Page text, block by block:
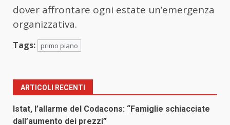
dover affrontare ogni estate un’emergenza
organizzativa.
Tags: primo piano
ARTICOLI RECENTI
Istat, l’allarme del Codacons: “Famiglie schiacciate
dall’aumento dei prezzi”